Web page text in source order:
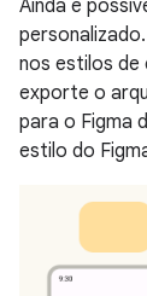
Ainda é
nos estilos de
exporte o
para o Figma
estilo do